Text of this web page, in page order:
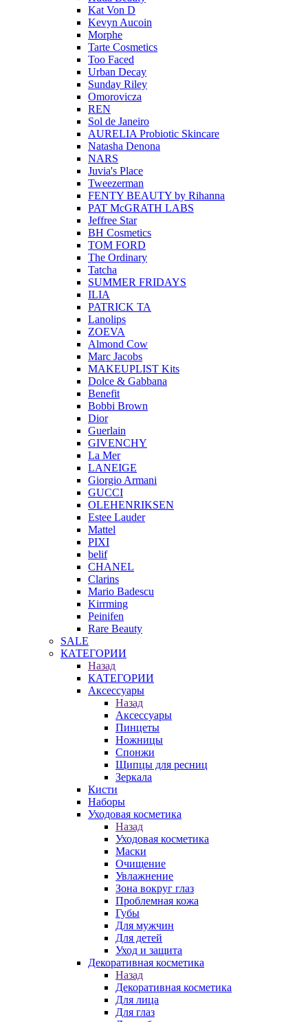
Kat Von D
Kevyn Aucoin
Morphe
Tarte Cosmetics
Too Faced
Urban Decay
Sunday Riley
Omorovicza
REN
Sol de Janeiro
AURELIA Probiotic Skincare
Natasha Denona
NARS
Juvia's Place
Tweezerman
FENTY BEAUTY by Rihanna
PAT McGRATH LABS
Jeffree Star
BH Cosmetics
TOM FORD
The Ordinary
Tatcha
SUMMER FRIDAYS
ILIA
PATRICK TA
Lanolips
ZOEVA
Almond Cow
Marc Jacobs
MAKEUPLIST Kits
Dolce & Gabbana
Benefit
Bobbi Brown
Dior
Guerlain
GIVENCHY
La Mer
LANEIGE
Giorgio Armani
GUCCI
OLEHENRIKSEN
Estee Lauder
Mattel
PIXI
belif
CHANEL
Clarins
Mario Badescu
Kirrming
Peinifen
Rare Beauty
SALE
КАТЕГОРИИ
Назад
КАТЕГОРИИ
Аксессуары
Назад
Аксессуары
Пинцеты
Ножницы
Спонжи
Щипцы для ресниц
Зеркала
Кисти
Наборы
Уходовая косметика
Назад
Уходовая косметика
Маски
Очищение
Увлажнение
Зона вокруг глаз
Проблемная кожа
Губы
Для мужчин
Для детей
Уход и защита
Декоративная косметика
Назад
Декоративная косметика
Для лица
Для глаз